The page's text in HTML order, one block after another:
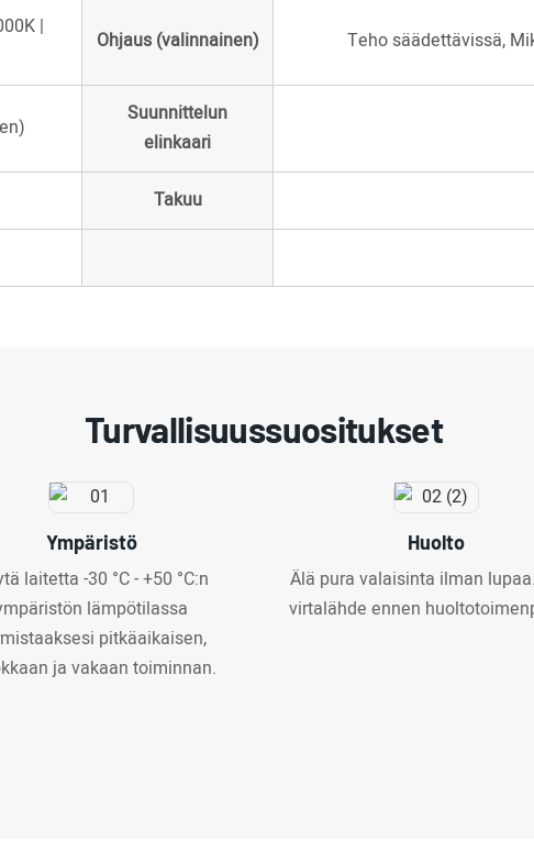
|
Ohjaus (valinnainen) Teho säädettävissä,
Suunnittelun
elinkaari
Takuu
Turvallisuussuositukset
Ympäristö
laitetta -30 °C - +50 °C:n
lämpötilassa
pitkäaikaisen,
ja vakaan toiminnan.
Huolto
Älä pura valaisinta ilman
virtalähde ennen